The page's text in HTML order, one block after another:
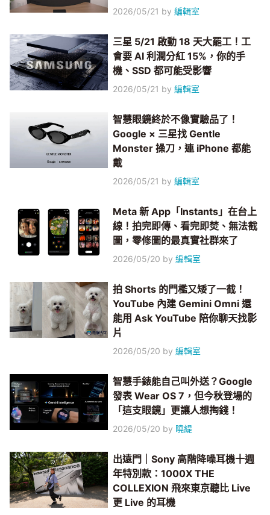
2026/05/21 by編輯室
三星 5/21 啟動 18 天大罷工！工
會要 AI 利潤分紅 15%，你的手
機、SSD 都可能受影響
2026/05/21 by編輯室
智慧眼鏡終於不像實驗品了！
Google × 三星找 Gentle
Monster 操刀，連 iPhone 都能
戴
2026/05/21 by編輯室
Meta 新 App「Instants」在台上
線！拍完即傳、看完即焚、無法截
圖，零修圖的最真實社群來了
2026/05/20 by編輯室
拍 Shorts 的門檻又矮了一截！
YouTube 內建 Gemini Omni 還
能用 Ask YouTube 陪你聊天找影
片
2026/05/20 by編輯室
智慧手錶能自己叫外送？Google
發表 Wear OS 7，但今秋登場的
「這支眼鏡」更讓人想掏錢！
2026/05/20 by 曉緹
出遠門｜Sony 高階降噪耳機十週
年特別款：1000X THE
COLLEXION 飛來東京聽比 Live
更 Live 的耳機